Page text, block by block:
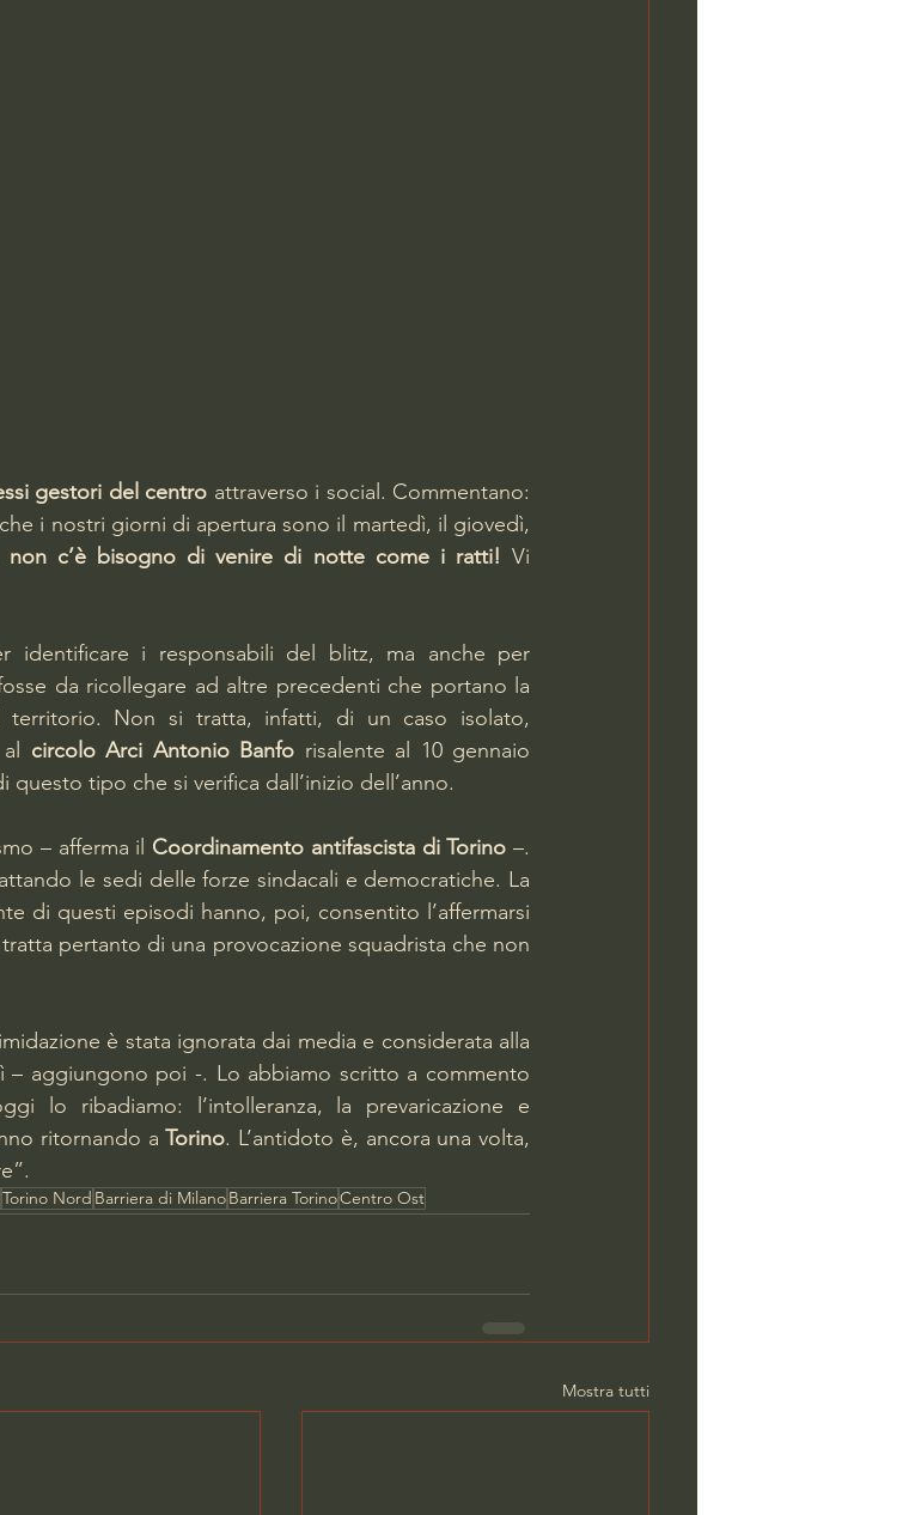
gestori del centro attraverso i social. Commentano:
i nostri giorni di apertura sono il martedì, il giovedì,
non c’è bisogno di venire di notte come i ratti! Vi
identificare i responsabili del blitz, ma anche per
da ricollegare ad altre precedenti che portano la
Non si tratta, infatti, di un caso isolato,
circolo Arci Antonio Banfo risalente al 10 gennaio
tipo che si verifica dall’inizio dell’anno.
– afferma il Coordinamento antifascista di Torino –.
le sedi delle forze sindacali e democratiche. La
di questi episodi hanno, poi, consentito l’affermarsi
pertanto di una provocazione squadrista che non
è stata ignorata dai media e considerata alla
– aggiungono poi -. Lo abbiamo scritto a commento
lo ribadiamo: l’intolleranza, la prevaricazione e
ritornando a Torino. L’antidoto è, ancora una volta,
Torino Nord Barriera di MilanoBarriera TorinoCentro Ost
Mostra tutti